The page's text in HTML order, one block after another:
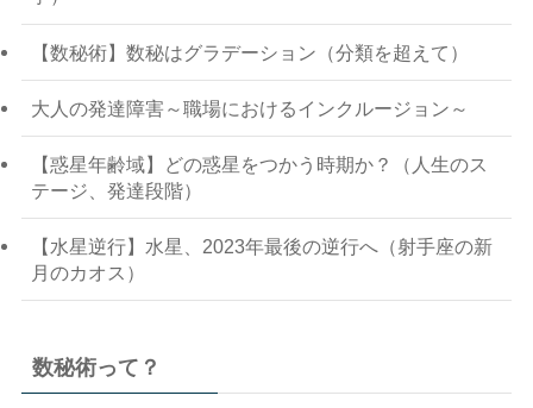
【数秘術】数秘はグラデーション（分類を超えて）
大人の発達障害～職場におけるインクルージョン～
【惑星年齢域】どの惑星をつかう時期か？（人生のス
テージ、発達段階）
【水星逆行】水星、2023年最後の逆行へ（射手座の新
月のカオス）
数秘術って？